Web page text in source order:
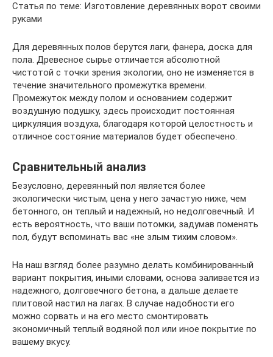
Статья по теме: Изготовление деревянных ворот своими
руками
Для деревянных полов берутся лаги, фанера, доска для
пола. Древесное сырье отличается абсолютной
чистотой с точки зрения экологии, оно не изменяется в
течение значительного промежутка времени.
Промежуток между полом и основанием содержит
воздушную подушку, здесь происходит постоянная
циркуляция воздуха, благодаря которой целостность и
отличное состояние материалов будет обеспечено.
Сравнительный анализ
Безусловно, деревянный пол является более
экологически чистым, цена у него зачастую ниже, чем
бетонного, он теплый и надежный, но недолговечный. И
есть вероятность, что ваши потомки, задумав поменять
пол, будут вспоминать вас «не злым тихим словом».
На наш взгляд более разумно делать комбинированный
вариант покрытия, иными словами, основа заливается из
надежного, долговечного бетона, а дальше делаете
плитовой настил на лагах. В случае надобности его
можно сорвать и на его место смонтировать
экономичный теплый водяной пол или иное покрытие по
вашему вкусу.